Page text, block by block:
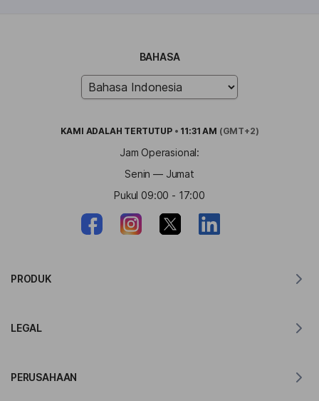
BAHASA
KAMI ADALAH TERTUTUP • 11:31 AM (GMT+2)
Jam Operasional:
Senin — Jumat
Pukul 09:00 - 17:00
PRODUK
LEGAL
PERUSAHAAN